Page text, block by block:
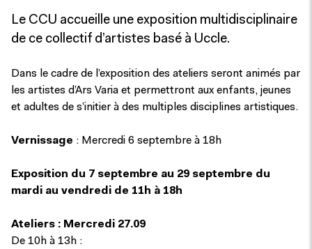
Le CCU accueille une exposition multidisciplinaire
de ce collectif d’artistes basé à Uccle.
Dans le cadre de l’exposition des ateliers seront animés par
les artistes d’Ars Varia et permettront aux enfants, jeunes
et adultes de s’initier à des multiples disciplines artistiques.
Vernissage : Mercredi 6 septembre à 18h
Exposition du 7 septembre au 29 septembre du
mardi au vendredi de 11h à 18h
Ateliers : Mercredi 27.09
De 10h à 13h :